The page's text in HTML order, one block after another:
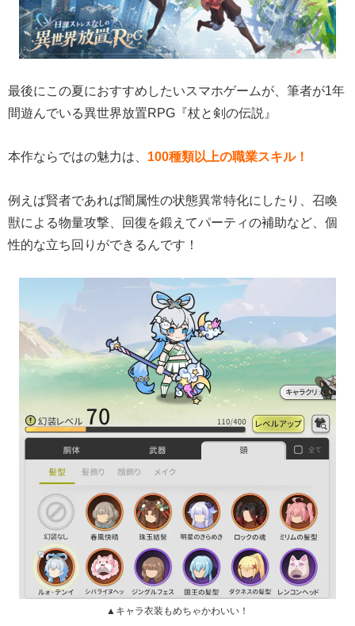
最後にこの夏におすすめしたいスマホゲームが、筆者が1年
間遊んでいる異世界放置RPG『杖と剣の伝説』
本作ならではの魅力は、 100種類以上の職業スキル！
例えば賢者であれば闇属性の状態異常特化にしたり、召喚
獣による物量攻撃、回復を鍛えてパーティの補助など、個
性的な立ち回りができるんです！
▲キャラ衣装もめちゃかわいい！